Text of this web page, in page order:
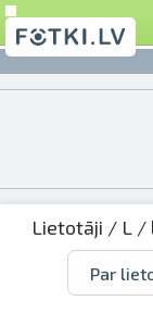
Lietotāji / L /
Par